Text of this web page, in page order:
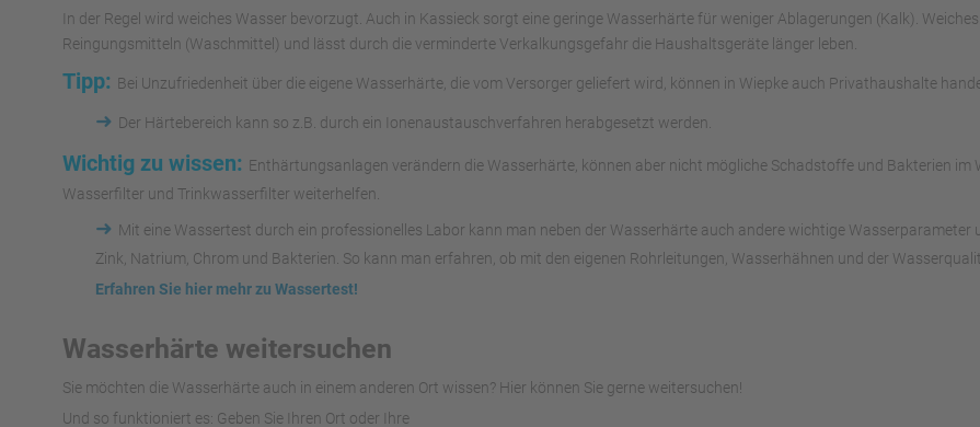
In der Regel wird weiches Wasser bevorzugt. Auch in Kassieck sorgt eine geringe Wasserhärte für weniger Ablagerungen (Kalk).
Reingungsmitteln (Waschmittel) und lässt durch die verminderte Verkalkungsgefahr die Haushaltsgeräte länger leben.
Tipp: Bei Unzufriedenheit über die eigene Wasserhärte, die vom Versorger geliefert wird, können in Wiepke auch Privathaushalte
➜ Der Härtebereich kann so z.B. durch ein Ionenaustauschverfahren herabgesetzt werden.
Wichtig zu wissen: Enthärtungsanlagen verändern die Wasserhärte, können aber nicht mögliche Schadstoffe und Bakterien im
Wasserfilter und Trinkwasserfilter weiterhelfen.
➜ Mit eine Wassertest durch ein professionelles Labor kann man neben der Wasserhärte auch andere wichtige Wasserparameter
Zink, Natrium, Chrom und Bakterien. So kann man erfahren, ob mit den eigenen Rohrleitungen, Wasserhähnen und der
Erfahren Sie hier mehr zu Wassertest!
Wasserhärte weitersuchen
Sie möchten die Wasserhärte auch in einem anderen Ort wissen? Hier können Sie gerne weitersuchen!
Und so funktioniert es: Geben Sie Ihren Ort oder Ihre